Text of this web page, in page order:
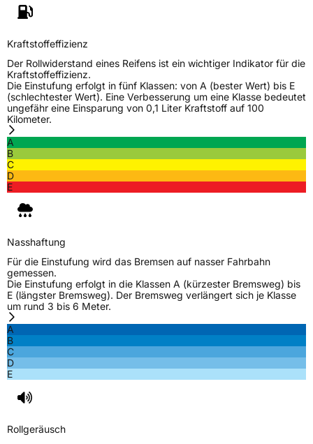
Generelle Merkmale
FahrzeugtypPKW
VerwendungWinterreifen
ModellnameMR W562
FahrzeugartPKW & SUV
Weitere Eigenschaften
SchlauchtypTL
Zustand
M+SJa
VerstärktXL
EU Label
Rollgeräusch (Klasse)
Rollgeräusch (dB)
Kraftstoffeffizienz
Der Rollwiderstand eines Reifens ist ein wichtiger Indikator für die
Kraftstoffeffizienz.
Die Einstufung erfolgt in fünf Klassen: von A (bester Wert) bis E
(schlechtester Wert). Eine Verbesserung um eine Klasse bedeutet
ungefähr eine Einsparung von 0,1 Liter Kraftstoff auf 100
Kilometer.
A
B
C
D
E
Nasshaftung
Für die Einstufung wird das Bremsen auf nasser Fahrbahn
gemessen.
Die Einstufung erfolgt in die Klassen A (kürzester Bremsweg) bis
E (längster Bremsweg). Der Bremsweg verlängert sich je Klasse
um rund 3 bis 6 Meter.
A
B
C
D
E
Rollgeräusch